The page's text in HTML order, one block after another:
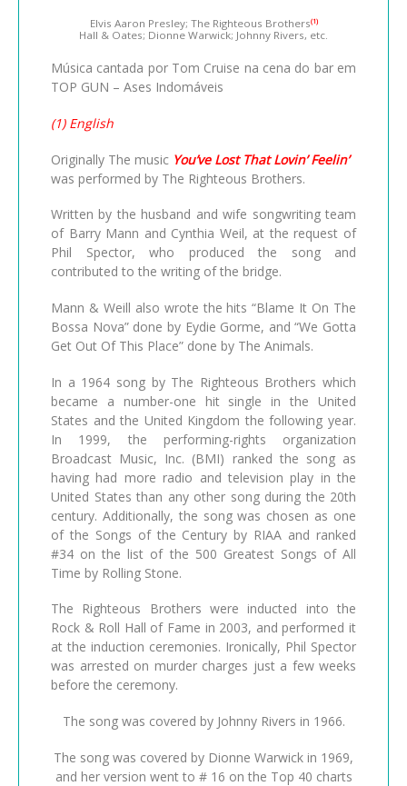
Elvis Aaron Presley; The Righteous Brothers(1)
Hall & Oates; Dionne Warwick; Johnny Rivers, etc.
Música cantada por Tom Cruise na cena do bar em
TOP GUN – Ases Indomáveis
(1) English
Originally The music You’ve Lost That Lovin’ Feelin’
was performed by The Righteous Brothers.
Written by the husband and wife songwriting team
of Barry Mann and Cynthia Weil, at the request of
Phil Spector, who produced the song and
contributed to the writing of the bridge.
Mann & Weill also wrote the hits “Blame It On The
Bossa Nova” done by Eydie Gorme, and “We Gotta
Get Out Of This Place” done by The Animals.
In a 1964 song by The Righteous Brothers which
became a number-one hit single in the United
States and the United Kingdom the following year.
In 1999, the performing-rights organization
Broadcast Music, Inc. (BMI) ranked the song as
having had more radio and television play in the
United States than any other song during the 20th
century. Additionally, the song was chosen as one
of the Songs of the Century by RIAA and ranked
#34 on the list of the 500 Greatest Songs of All
Time by Rolling Stone.
The Righteous Brothers were inducted into the
Rock & Roll Hall of Fame in 2003, and performed it
at the induction ceremonies. Ironically, Phil Spector
was arrested on murder charges just a few weeks
before the ceremony.
The song was covered by Johnny Rivers in 1966.
The song was covered by Dionne Warwick in 1969,
and her version went to # 16 on the Top 40 charts